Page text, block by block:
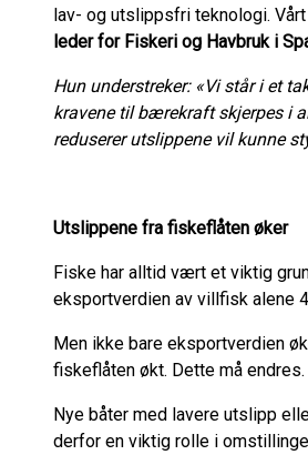
lav- og utslippsfri teknologi.
leder for Fiskeri og Havbruk i
Hun understreker: «Vi står i et
kravene til bærekraft skjerpes i
reduserer utslippene vil kunne
Utslippene fra fiskeflåten øker
Fiske har alltid vært et viktig
eksportverdien av villfisk alene
Men ikke bare eksportverdien
fiskeflåten økt. Dette må endres.
Nye båter med lavere utslipp
derfor en viktig rolle i